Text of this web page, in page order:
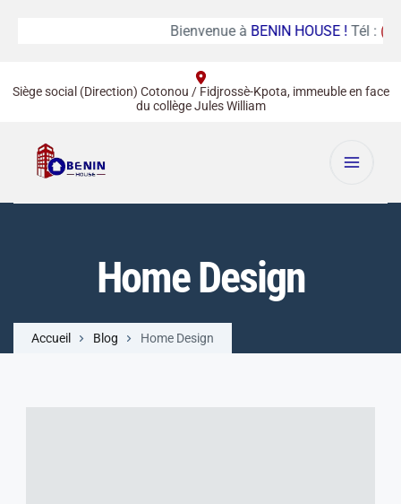
Bienvenue àBENIN HOUSE !Tél :
Siège social (Direction) Cotonou / Fidjrossè-Kpota, immeuble en face
du collège Jules William
Home Design
Accueil Blog Home Design